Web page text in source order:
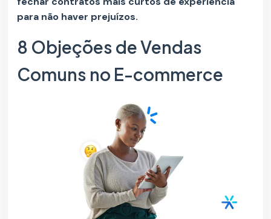
para não haver prejuízos.
8 Objeções de Vendas
Comuns no E-commerce